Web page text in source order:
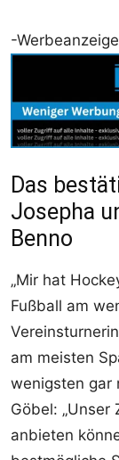
-
Das
Josepha
Benno
„Mir hat
Fußball am
am meisten
wenigsten gar
Göbel: „Unser
anbieten